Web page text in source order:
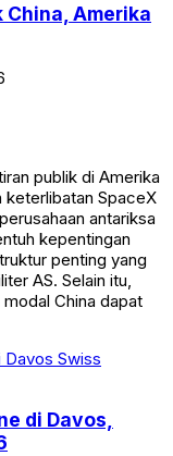
China, Amerika
publik di Amerika
keterlibatan SpaceX
antariksa
kepentingan
penting yang
AS. Selain itu,
China dapat
di Davos,